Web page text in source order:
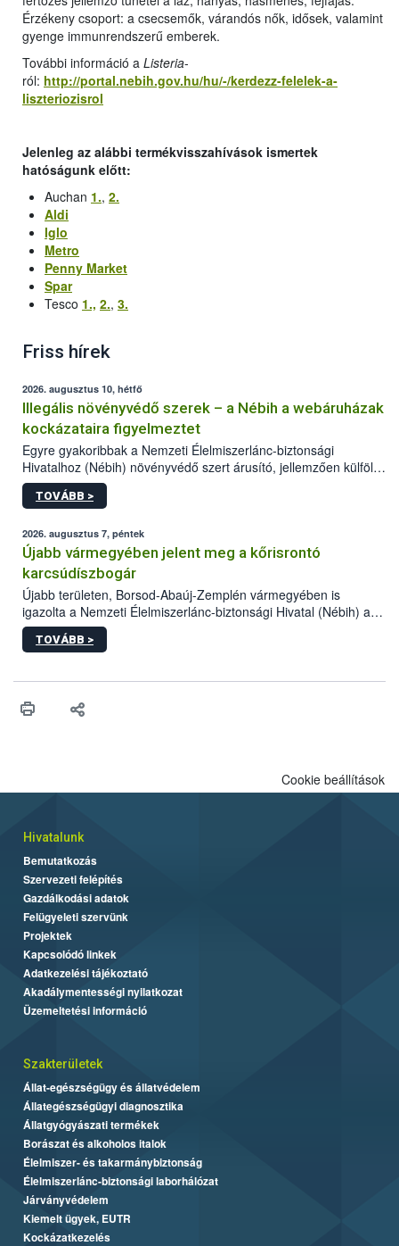
Érzékeny csoport: a csecsemők, várandós nők, idősek, valamint
gyenge immunrendszerű emberek.
További információ a Listeria-
ról: http://portal.nebih.gov.hu/hu/-/kerdezz-felelek-a-
liszteriozisrol
Jelenleg az alábbi termékvisszahívások ismertek
hatóságunk előtt:
Auchan 1., 2.
Aldi
Iglo
Metro
Penny Market
Spar
Tesco 1., 2., 3.
Friss hírek
2026. augusztus 10, hétfő
Illegális növényvédő szerek – a Nébih a webáruházak
kockázataira figyelmeztet
Egyre gyakoribbak a Nemzeti Élelmiszerlánc-biztonsági
Hivatalhoz (Nébih) növényvédő szert árusító, jellemzően külföldi
honlapok kapcsán érkező bejelentések. Emellett az ilyen
termékeket kínáló kéretlen online reklámok mennyisége is
összegyűjtötte az illegális növényvédő szerek kapcsán
előforduló árulkodó jeleket, valamint a webáruházakból való
vásárlás kockázatait.
TOVÁBB >
2026. augusztus 7, péntek
Újabb vármegyében jelent meg a kőrisrontó
karcsúdíszbogár
Újabb területen, Borsod-Abaúj-Zemplén vármegyében is
igazolta a Nemzeti Élelmiszerlánc-biztonsági Hivatal (Nébih) a
kőrisrontó karcsúdíszbogár (Agrilus planipennis) jelenlétét. A
kártevőt nem csak színcsapdában találták meg, de már fertőzött
az intenzív felderítést, emellett az intézkedéseket a szlovák
TOVÁBB >
Cookie beállítások
Hivatalunk
Bemutatkozás
Szervezeti felépítés
Gazdálkodási adatok
Felügyeleti szervünk
Projektek
Kapcsolódó linkek
Adatkezelési tájékoztató
Akadálymentességi nyilatkozat
Üzemeltetési információ
Szakterületek
Állat-egészségügy és állatvédelem
Állategészségügyi diagnosztika
Állatgyógyászati termékek
Borászat és alkoholos italok
Élelmiszer- és takarmánybiztonság
Élelmiszerlánc-biztonsági laborhálózat
Járványvédelem
Kiemelt ügyek, EUTR
Kockázatkezelés